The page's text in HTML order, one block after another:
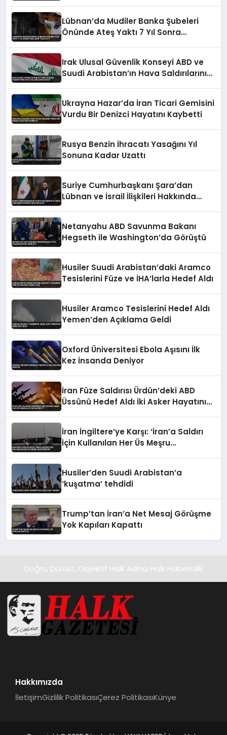
Lübnan’da Mudiler Banka Şubeleri
Önünde Ateş Yaktı 7 Yıl Sonra
Irak Ulusal Güvenlik Konseyi ABD ve
Suudi Arabistan’ın Hava Saldırılarını
Ukrayna Hazar’da İran Ticari Gemisini
Vurdu Bir Denizci Hayatını Kaybetti
Rusya Benzin İhracatı Yasağını Yıl
Sonuna Kadar Uzattı
Suriye Cumhurbaşkanı Şara’dan
Lübnan ve İsrail İlişkileri Hakkında
Netanyahu ABD Savunma Bakanı
Hegseth ile Washington’da Görüştü
Husiler Suudi Arabistan’daki Aramco
Tesislerini Füze ve İHA’larla Hedef Aldı
Husiler Aramco Tesislerini Hedef Aldı
Yemen’den Açıklama Geldi
Oxford Üniversitesi Ebola Aşısını İlk
Kez İnsanda Deniyor
İran Füze Saldırısı Ürdün’deki ABD
Üssünü Hedef Aldı İki Asker Hayatını
İran İngiltere’ye Karşı: ‘İran’a Saldırı
İçin Kullanılan Her Üs Meşru
Husiler’den Suudi Arabistan’a
‘kuşatma’ tehdidi
Trump’tan İran’a Net Mesaj Görüşme
Yok Kapıları Kapattı
Doğru, Dürüst, Objektif Halk Adına Halk Habercilik
Hakkımızda
İletişimGizlilik PolitikasıÇerez PolitikasıKünye